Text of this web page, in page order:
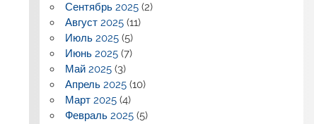
Сентябрь 2025 (2)
Август 2025 (11)
Июль 2025 (5)
Июнь 2025 (7)
Май 2025 (3)
Апрель 2025 (10)
Март 2025 (4)
Февраль 2025 (5)